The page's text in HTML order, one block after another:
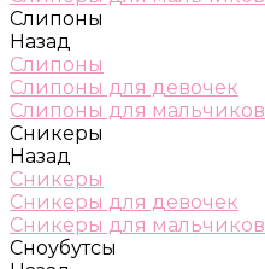
Слипоны
Назад
Слипоны
Слипоны для девочек
Слипоны для мальчиков
Сникеры
Назад
Сникеры
Сникеры для девочек
Сникеры для мальчиков
Сноубутсы